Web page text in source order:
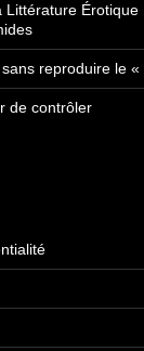
Littérature
reproduire le
de contrôler